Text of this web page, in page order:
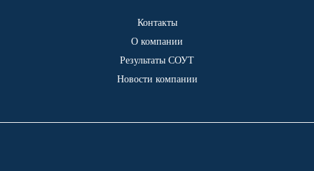
Контакты
О компании
Результаты СОУТ
Новости компании